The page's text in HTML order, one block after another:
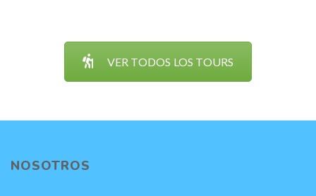
VER TODOS LOS TOURS
NOSOTROS